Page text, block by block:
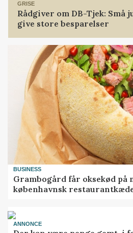
GRISE
Rådgiver om DB-Tjek: Små
give store besparelser
BUSINESS
Grambogård får oksekød på
københavnsk
ANNONCE